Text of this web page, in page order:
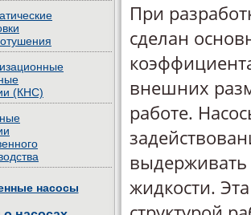
(КНС)
насосы
При
сделан
внешних
работе.
жидкости.